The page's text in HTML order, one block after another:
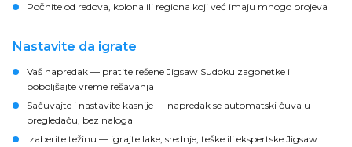
Počnite od redova, kolona ili regiona koji već imaju mnogo brojeva
Nastavite da igrate
Vaš napredak — pratite rešene Jigsaw Sudoku zagonetke i
poboljšajte vreme rešavanja
Sačuvajte i nastavite kasnije — napredak se automatski čuva u
pregledaču, bez naloga
Izaberite težinu — igrajte lake, srednje, teške ili ekspertske Jigsaw